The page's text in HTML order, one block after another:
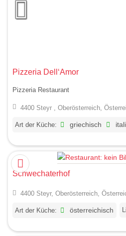
Pizzeria Dell‘Amor
Pizzeria Restaurant
4400 Steyr , Oberösterreich,
Art der Küche: griechisch
Schwechaterhof
4400 Steyr, Oberösterreich,
Art der Küche: österreichisch